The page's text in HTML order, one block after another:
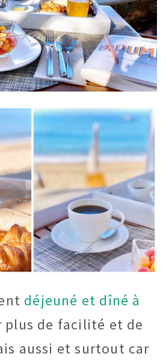
déjeuné et dîné à
plus de facilité et de
aussi et surtout car